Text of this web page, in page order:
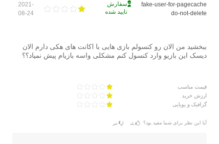
fake-user-for-pagecache
do-not-delete
سفارش
تایید شده
2021-
08-24
ببخشید من الان رو کنسولم بازی هایی با اکانت های هکی دارم الان
دیسک این بازیو وارد کنسول کنم مشکلی واسه بازیام پیش نمیاد؟؟
قیمت مناسب
ارزش خرید
گرافیک و پویایی
آیا این نظر برای شما مفید بود؟ بله خیر